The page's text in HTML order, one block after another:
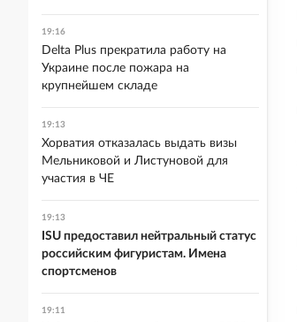
19:16
Delta Plus прекратила работу на
Украине после пожара на
крупнейшем складе
19:13
Хорватия отказалась выдать визы
Мельниковой и Листуновой для
участия в ЧЕ
19:13
ISU предоставил нейтральный статус
российским фигуристам. Имена
спортсменов
19:11